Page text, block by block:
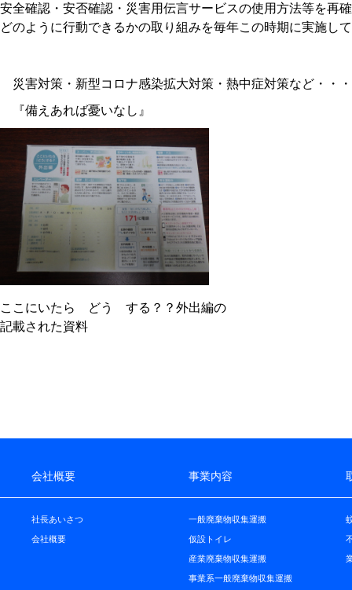
安全確認・安否確認・災害用伝言サービスの使用方法等を再
どのように行動できるかの取り組みを毎年この時期に実施し
災害対策・新型コロナ感染拡大対策・熱中症対策など・・
『備えあれば憂いなし』
ここにいたら どう する？？外出編の
記載された資料
会社概要 事業内容
社長あいさつ
会社概要
一般廃棄物収集運搬
仮設トイレ
産業廃棄物収集運搬
事業系一般廃棄物収集運搬